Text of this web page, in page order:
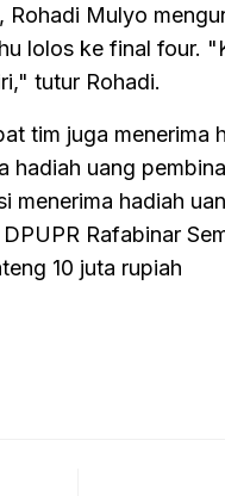
Rohadi Mulyo
lolos ke final four.
tutur Rohadi.
tim juga menerima
hadiah uang
menerima hadiah
Rafabinar
10 juta rupiah